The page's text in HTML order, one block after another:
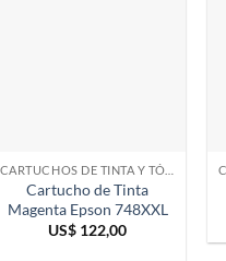
Cartucho de Tinta
Magenta Epson 748XXL
US$ 122,00